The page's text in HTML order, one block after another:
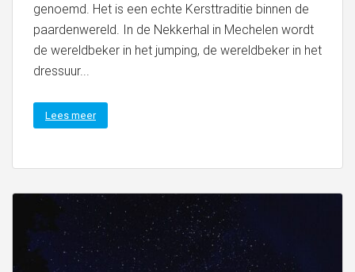
genoemd. Het is een echte Kersttraditie binnen de
paardenwereld. In de Nekkerhal in Mechelen wordt
de wereldbeker in het jumping, de wereldbeker in het
dressuur...
Lees meer